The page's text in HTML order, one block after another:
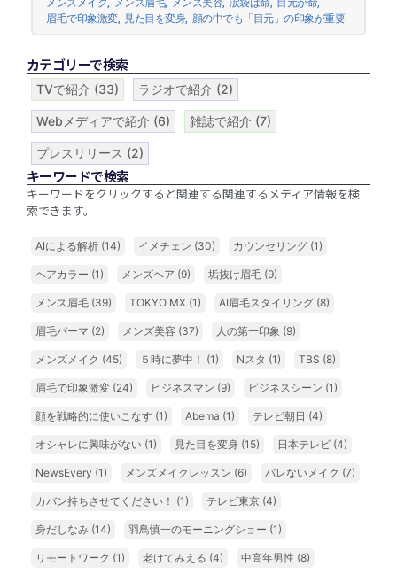
眉毛で印象激変, 見た目を変身, 顔の中でも「目元」の印象が重要
カテゴリーで検索
TVで紹介 (33) ラジオで紹介 (2)
Webメディアで紹介 (6) 雑誌で紹介 (7)
プレスリリース (2)
キーワードで検索
キーワードをクリックすると関連する関連するメディア情報を検
索できます。
AIによる解析 (14) イメチェン (30) カウンセリング (1)
ヘアカラー (1) メンズヘア (9) 垢抜け眉毛 (9)
メンズ眉毛 (39) TOKYO MX (1) AI眉毛スタイリング (8)
眉毛パーマ (2) メンズ美容 (37) 人の第一印象 (9)
メンズメイク (45) ５時に夢中！ (1) Nスタ (1) TBS (8)
眉毛で印象激変 (24) ビジネスマン (9) ビジネスシーン (1)
顔を戦略的に使いこなす (1) Abema (1) テレビ朝日 (4)
オシャレに興味がない (1) 見た目を変身 (15) 日本テレビ (4)
NewsEvery (1) メンズメイクレッスン (6) バレないメイク (7)
カバン持ちさせてください！ (1) テレビ東京 (4)
身だしなみ (14) 羽鳥慎一のモーニングショー (1)
リモートワーク (1) 老けてみえる (4) 中高年男性 (8)